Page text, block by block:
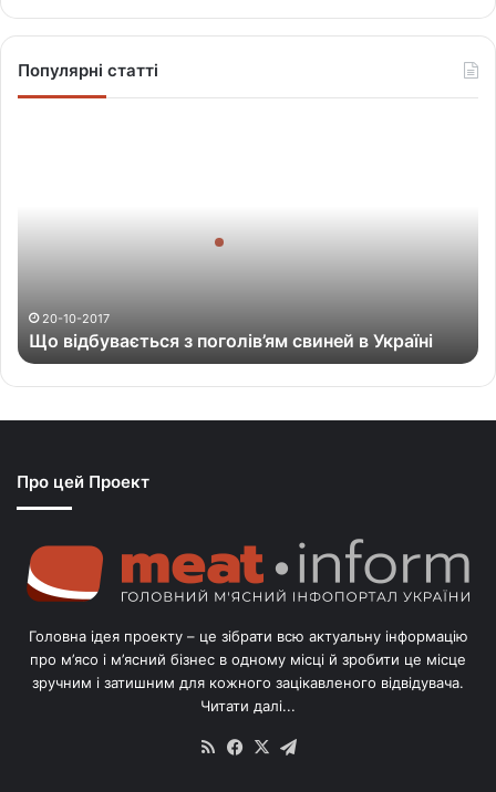
Популярні статті
т
ь
п
о
20-10-2017
Що відбувається з поголів’ям свиней в Україні
Про цей Проект
Головна ідея проекту – це зібрати всю актуальну інформацію
про м’ясо і м’ясний бізнес в одному місці й зробити це місце
зручним і затишним для кожного зацікавленого відвідувача.
Читати далі...
RSS Facebook
X